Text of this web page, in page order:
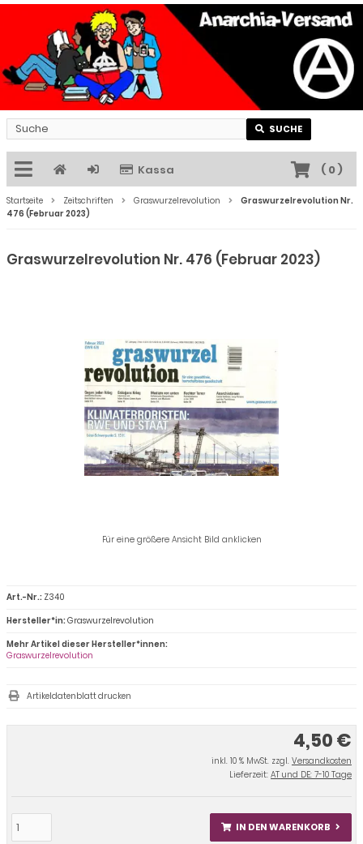
SUCHE
Kassa ( 0)
Startseite Zeitschriften Graswurzelrevolution
Graswurzelrevolution Nr.
476 (Februar 2023)
Graswurzelrevolution Nr. 476 (Februar 2023)
Für eine größere Ansicht Bild anklicken
4,50 €
inkl. 10 % MwSt. zzgl. Versandkosten
Lieferzeit: AT und DE: 7-10 Tage
IN DEN WARENKORB
Art.-Nr.: Z340
Hersteller*in:Graswurzelrevolution
Mehr Artikel dieser Hersteller*innen:
Graswurzelrevolution
Artikeldatenblatt drucken